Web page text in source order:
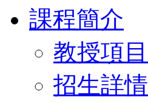
課程簡介
教授項目
招生詳情